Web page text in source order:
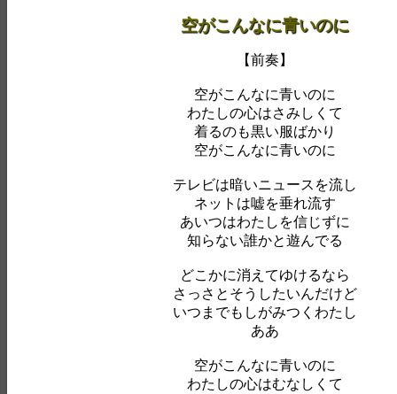
空がこんなに青いのに
【前奏】
空がこんなに青いのに
わたしの心はさみしくて
着るのも黒い服ばかり
空がこんなに青いのに
テレビは暗いニュースを流し
ネットは嘘を垂れ流す
あいつはわたしを信じずに
知らない誰かと遊んでる
どこかに消えてゆけるなら
さっさとそうしたいんだけど
いつまでもしがみつくわたし
ああ
空がこんなに青いのに
わたしの心はむなしくて